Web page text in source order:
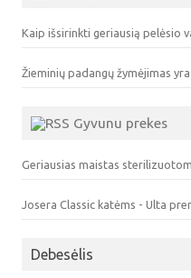
Kaip išsirinkti geriausią pelėsio
Žieminių padangų žymėjimas
Gyvunu prekes
Geriausias maistas
Josera Classic katėms - Ulta
Debesėlis